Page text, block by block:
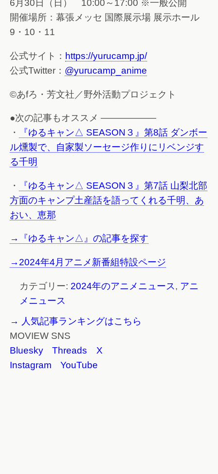
6月30日（日） 10:00～17:00 ※一般公開
開催場所：幕張メッセ 国際展示場 展示ホール
9・10・11
公式サイト： https://yurucamp.jp/
公式Twitter： @yurucamp_anime
©あfろ・芳文社／野外活動プロジェクト
●次の記事もオススメ ——————
・
『ゆるキャン△ SEASON３』第8話 ダンボー
ル燻製で、自家製ソーセージ作りにリベンジす
る千明
・
『ゆるキャン△ SEASON３』第7話 山梨北部
方面のキャンプ土産話を語ってくれる千明、あ
おい、恵那
→『ゆるキャン△』の記事を探す
→2024年4月アニメ新番組特設ページ
カテゴリー: 2024年のアニメニュース, アニ
メニュース
→ 人気記事ランキングはこちら
MOVIEW SNS
Bluesky
Threads
X
Instagram
YouTube